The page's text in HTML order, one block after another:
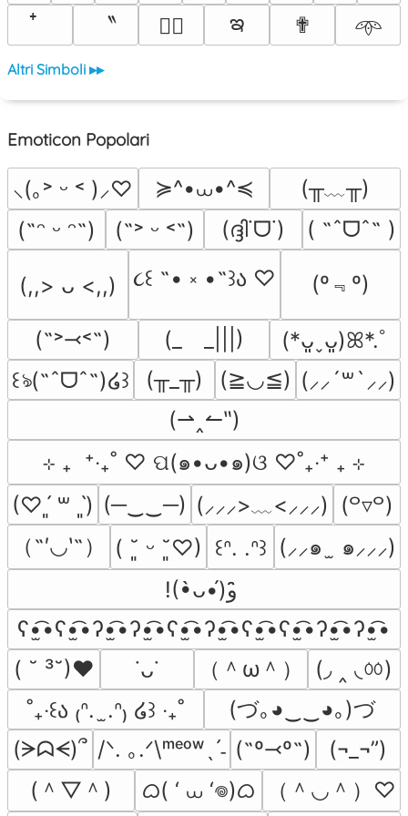
〝
♡⃕ ఇ ✟ 𖥸
Altri Simboli ▸▸
Emoticon Popolari
⸜(｡˃ ᵕ ˂ )⸝♡ ≽^•⩊•^≼
(╥﹏╥)
(˶ᵔ ᵕ ᵔ˶)
(˶˃ ᵕ ˂˶) (ദ്ദി˙ᗜ˙) ( ˶ˆᗜˆ˵ )
(,,> ᴗ <,,) ૮꒰ ˶• ༝ •˶꒱ა ♡ (º﹃º)
(˶˃⤙˂˶) (_　_|||)
(*ᴗ͈ˬᴗ͈)ꕤ*.ﾟ
꒰ঌ(˶ˆᗜˆ˵)໒꒱
(╥_╥) (≧◡≦) (⸝⸝´꒳`⸝⸝)
(⇀‸↼‶)
⊹ ₊  ⁺‧₊˚ ♡ ପ(๑•ᴗ•๑)ଓ ♡˚₊‧⁺ ₊ ⊹
(♡ˊ͈ ꒳ ˋ͈) (─‿‿─) (⸝⸝⸝>﹏<⸝⸝⸝) (꒪▿꒪)
（˶′◡‵˶）
( ˘͈ ᵕ ˘͈♡) ꒰ᐢ. .ᐢ꒱ (⸝⸝๑  ̫ ๑⸝⸝⸝)
ʕ•̫͡•ʕ•̫͡•ʔ•̫͡•ʔ•̫͡•ʕ•̫͡•ʔ•̫͡•ʕ•̫͡•ʕ•̫͡•ʔ•̫͡•ʔ•̫͡•
( ˘ ³˘)♥
˙ᴗ˙ （＾ω＾）
(◞ ‸ ◟ㆀ)
˚₊‧꒰ა ₍ᐢ.  ̫.ᐢ₎ ໒꒱ ‧₊˚
(づ｡◕‿‿◕｡)づ
(ᗒᗣᗕ)՞ /ᐠ. ｡.ᐟ\ᵐᵉᵒʷˎˊ˗ (˶º⤙º˶)
(¬_¬”)
(＾▽＾)
ᜊ( ‘ ⩊ ‘𖦹)ᜊ （＾◡＾）♡